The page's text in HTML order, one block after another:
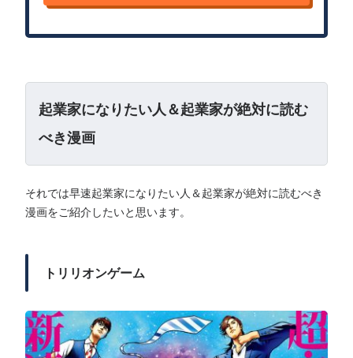
起業家になりたい人＆起業家が絶対に読む
べき漫画
それでは早速起業家になりたい人＆起業家が絶対に読むべき
漫画をご紹介したいと思います。
トリリオンゲーム